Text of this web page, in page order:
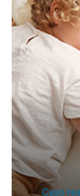
Caso